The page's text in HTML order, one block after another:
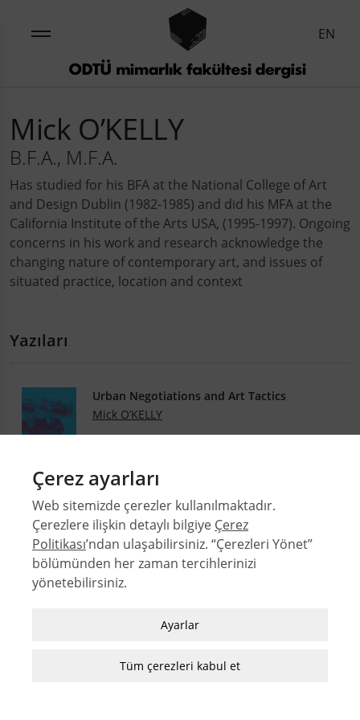
EN
Mick O’KELLY
B.F.A., M.F.A.
Has studied for his BFA at the National College of Art
and Design Dublin (1982-1985) and did his MFA at the
California Institute of the Arts USA, (1995-1997). Ongoing
concerns in his work and research acknowledge the
changing nature of contemporary art, and issues of
situated practice, location and context
Yazıları
28-1
Urban Negotiations and Art Tactics
Mick O’KELLY
.PDF
Çerez ayarları
Web sitemizde çerezler kullanılmaktadır.
Çerezlere ilişkin detaylı bilgiye Çerez
Politikası’ndan ulaşabilirsiniz. “Çerezleri Yönet”
bölümünden her zaman tercihlerinizi
yönetebilirsiniz.
Zorunlu / Teknik Çerezler
özelliklerinden faydalanabilmek için kullanılan
Ayarlar
Tüm çerezleri kabul et
© 2026 Orta Doğu Teknik Üniversitesi Mimarlık Fakültesi
Yazarlar
MFD Yazı Kılavuzu